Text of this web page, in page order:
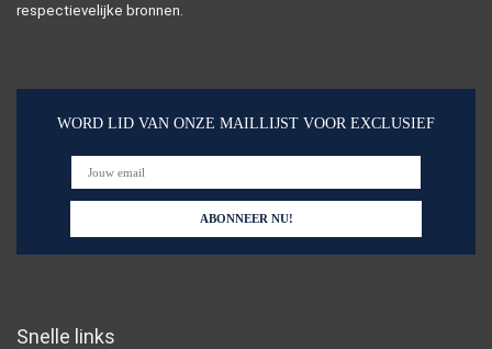
respectievelijke bronnen.
WORD LID VAN ONZE MAILLIJST VOOR EXCLUSIEF
Snelle links